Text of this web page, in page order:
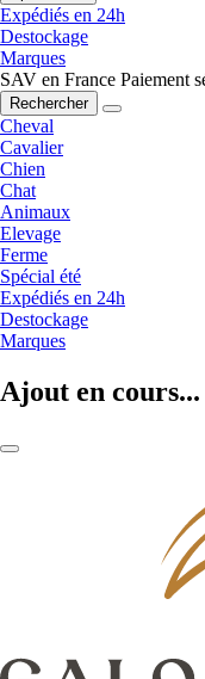
Expédiés en 24h
Destockage
Marques
SAV en France Paiement
Rechercher
Cheval
Cavalier
Chien
Chat
Animaux
Elevage
Ferme
Spécial été
Expédiés en 24h
Destockage
Marques
Ajout en cours...